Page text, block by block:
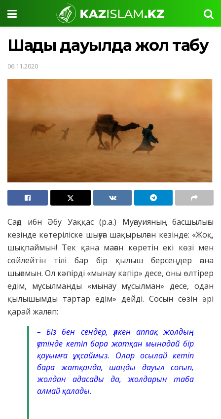
Шаңды дауылда жол табу
06.11.2020
Сағд ибн Әбу Уаққас (р.а.) Муғауияның басшылығы
кезінде көтеріліске шығуға шақырылған кезінде: «Жоқ,
шықпаймын! Тек қана маған көретін екі көзі мен
сөйлейтін тілі бар бір қылыш берсеңдер ғана
шығамын. Ол кәпірді «мынау кәпір» десе, оны өлтірер
едім, мұсылманды «мынау мұсылман» десе, одан
қылышымды тартар едім» дейді. Сосын сөзін әрі
қарай жалғап:
– Біз бен сендер, үлкен аппақ жолдың
үстінде кетіп бара жатқан мынадай бір
қауымға ұқсаймыз. Олар осылай кетіп
бара жатқанда, шаңды дауыл соғып,
жолдан адасады да, жолдарын таба
алмай қалады.